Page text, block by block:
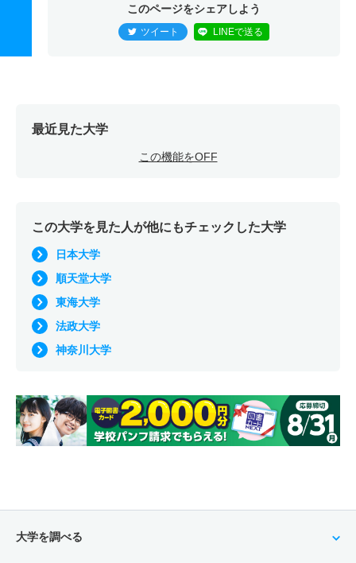
このページをシェアしよう
ツイート LINEで送る
最近見た大学
この機能をOFF
この大学を見た人が他にもチェックした大学
日本大学
順天堂大学
東海大学
法政大学
神奈川大学
大学を調べる